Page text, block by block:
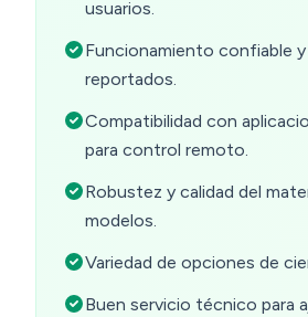
usuarios.
Funcionamiento confiable
reportados.
Compatibilidad con
para control remoto.
Robustez y calidad del
modelos.
Variedad de opciones de
Buen servicio técnico para